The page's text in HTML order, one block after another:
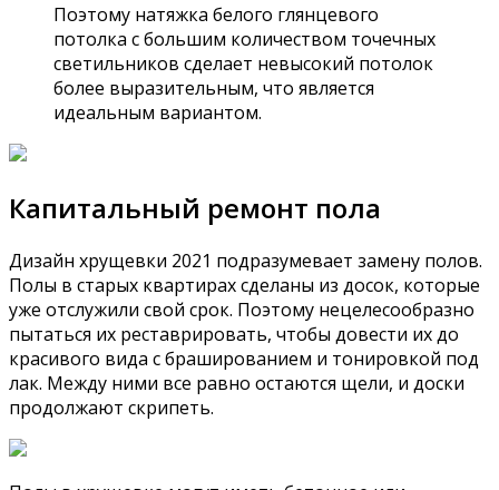
Поэтому натяжка белого глянцевого
потолка с большим количеством точечных
светильников сделает невысокий потолок
более выразительным, что является
идеальным вариантом.
Капитальный ремонт пола
Дизайн хрущевки 2021 подразумевает замену полов.
Полы в старых квартирах сделаны из досок, которые
уже отслужили свой срок. Поэтому нецелесообразно
пытаться их реставрировать, чтобы довести их до
красивого вида с брашированием и тонировкой под
лак. Между ними все равно остаются щели, и доски
продолжают скрипеть.